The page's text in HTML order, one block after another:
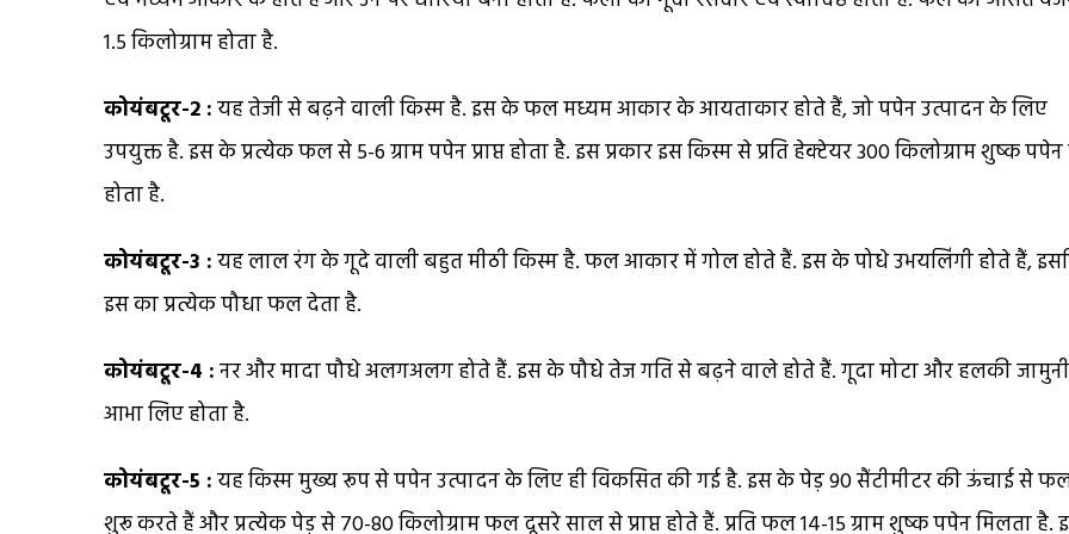
1.5 किलोग्राम होता है.
कोयंबटूर-2 :यह तेजी से बढ़ने वाली किस्म है. इस के फल मध्यम आकार के आयताकार होते हैं, जो पपेन उत्पादन के लिए
उपयुक्त है. इस के प्रत्येक फल से 5-6 ग्राम पपेन प्राप्त होता है. इस प्रकार इस किस्म से प्रति हेक्टेयर 300 किलोग्राम शुष्क पपेन
होता है.
कोयंबटूर-3 :यह लाल रंग के गूदे वाली बहुत मीठी किस्म है. फल आकार में गोल होते हैं. इस के पोधे उभयलिंगी होते हैं,
इस का प्रत्येक पौधा फल देता है.
कोयंबटूर-4 :नर और मादा पौधे अलगअलग होते हैं. इस के पौधे तेज गति से बढ़ने वाले होते हैं. गूदा मोटा और हलकी जामुनी
आभा लिए होता है.
कोयंबटूर-5 :यह किस्म मुख्य रूप से पपेन उत्पादन के लिए ही विकसित की गई है. इस के पेड़ 90 सैंटीमीटर की ऊंचाई से
शुरू करते हैं और प्रत्येक पेड़ से 70-80 किलोग्राम फल दूसरे साल से प्राप्त होते हैं. प्रति फल 14-15 ग्राम शुष्क पपेन मिलता है.